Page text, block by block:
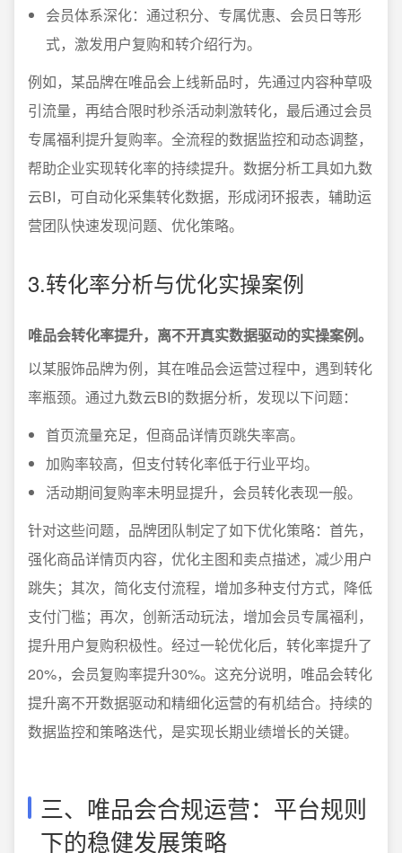
会员体系深化：通过积分、专属优惠、会员日等形
式，激发用户复购和转介绍行为。
例如，某品牌在唯品会上线新品时，先通过内容种草吸
引流量，再结合限时秒杀活动刺激转化，最后通过会员
专属福利提升复购率。全流程的数据监控和动态调整，
帮助企业实现转化率的持续提升。数据分析工具如九数
云BI，可自动化采集转化数据，形成闭环报表，辅助运
营团队快速发现问题、优化策略。
3.转化率分析与优化实操案例
唯品会转化率提升，离不开真实数据驱动的实操案例。
以某服饰品牌为例，其在唯品会运营过程中，遇到转化
率瓶颈。通过九数云BI的数据分析，发现以下问题：
首页流量充足，但商品详情页跳失率高。
加购率较高，但支付转化率低于行业平均。
活动期间复购率未明显提升，会员转化表现一般。
针对这些问题，品牌团队制定了如下优化策略：首先，
强化商品详情页内容，优化主图和卖点描述，减少用户
跳失；其次，简化支付流程，增加多种支付方式，降低
支付门槛；再次，创新活动玩法，增加会员专属福利，
提升用户复购积极性。经过一轮优化后，转化率提升了
20%，会员复购率提升30%。这充分说明，唯品会转化
提升离不开数据驱动和精细化运营的有机结合。持续的
数据监控和策略迭代，是实现长期业绩增长的关键。
三、唯品会合规运营：平台规则
下的稳健发展策略